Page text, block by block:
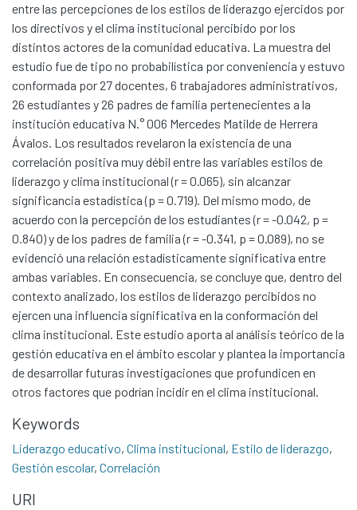
Communities & Collections
Statistics
Contacto
entre las percepciones de los estilos de liderazgo ejercidos por
los directivos y el clima institucional percibido por los
distintos actores de la comunidad educativa. La muestra del
estudio fue de tipo no probabilística por conveniencia y estuvo
conformada por 27 docentes, 6 trabajadores administrativos,
26 estudiantes y 26 padres de familia pertenecientes a la
institución educativa N.° 006 Mercedes Matilde de Herrera
Ávalos. Los resultados revelaron la existencia de una
correlación positiva muy débil entre las variables estilos de
liderazgo y clima institucional (r = 0.065), sin alcanzar
significancia estadística (p = 0.719). Del mismo modo, de
acuerdo con la percepción de los estudiantes (r = -0.042, p =
0.840) y de los padres de familia (r = -0.341, p = 0.089), no se
evidenció una relación estadísticamente significativa entre
ambas variables. En consecuencia, se concluye que, dentro del
contexto analizado, los estilos de liderazgo percibidos no
ejercen una influencia significativa en la conformación del
clima institucional. Este estudio aporta al análisis teórico de la
gestión educativa en el ámbito escolar y plantea la importancia
de desarrollar futuras investigaciones que profundicen en
otros factores que podrían incidir en el clima institucional.
Keywords
Liderazgo educativo, Clima institucional, Estilo de liderazgo,
Gestión escolar, Correlación
URI